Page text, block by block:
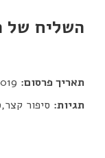
השליח של
תאריך פרסום:
תגיות: סיפור